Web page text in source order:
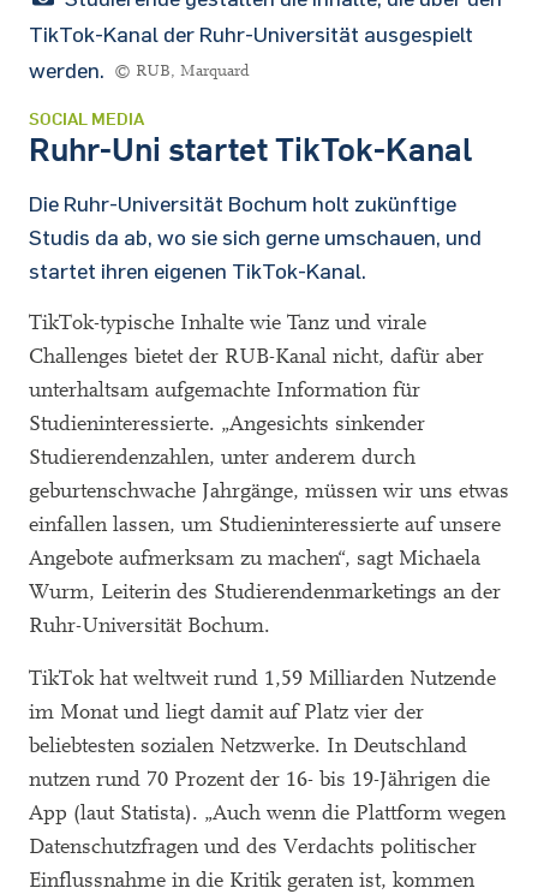
TikTok-Kanal der Ruhr-Universität ausgespielt
werden.
© RUB, Marquard
SOCIAL MEDIA
Ruhr-Uni startet TikTok-Kanal
Die Ruhr-Universität Bochum holt zukünftige
Studis da ab, wo sie sich gerne umschauen, und
startet ihren eigenen TikTok-Kanal.
TikTok-typische Inhalte wie Tanz und virale
Challenges bietet der RUB-Kanal nicht, dafür aber
unterhaltsam aufgemachte Information für
Studieninteressierte. „Angesichts sinkender
Studierendenzahlen, unter anderem durch
geburtenschwache Jahrgänge, müssen wir uns etwas
einfallen lassen, um Studieninteressierte auf unsere
Angebote aufmerksam zu machen“, sagt Michaela
Wurm, Leiterin des Studierendenmarketings an der
Ruhr-Universität Bochum.
TikTok hat weltweit rund 1,59 Milliarden Nutzende
im Monat und liegt damit auf Platz vier der
beliebtesten sozialen Netzwerke. In Deutschland
nutzen rund 70 Prozent der 16- bis 19-Jährigen die
App (laut Statista). „Auch wenn die Plattform wegen
Datenschutzfragen und des Verdachts politischer
Einflussnahme in die Kritik geraten ist, kommen